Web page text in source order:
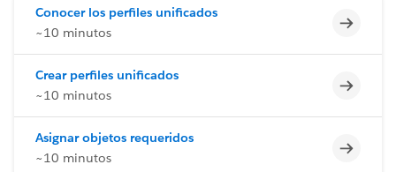
Conocer los perfiles unificados
~10 minutos
Crear perfiles unificados
~10 minutos
Asignar objetos requeridos
~10 minutos